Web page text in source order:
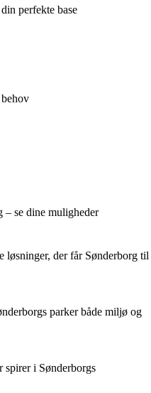
perfekte base
– se dine muligheder
der får Sønderborg til
parker både miljø og
spirer i Sønderborgs